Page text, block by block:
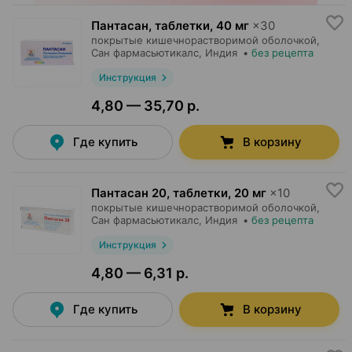
Пантасан, таблетки, 40 мг ×30
покрытые кишечнорастворимой оболочкой,
Сан фармасьютикалс , Индия • без рецепта
Инструкция
4,80 — 35,70 р.
Где купить В корзину
Пантасан 20, таблетки, 20 мг ×10
покрытые кишечнорастворимой оболочкой,
Сан фармасьютикалс , Индия • без рецепта
Инструкция
4,80 — 6,31 р.
Где купить В корзину